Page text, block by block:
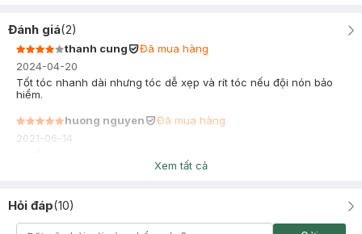
Đánh giá(2)
thanh cung
Đã mua hàng
2024-04-20
Tốt tóc nhanh dài nhưng tóc dễ xẹp và rít tóc nếu đội nón bảo
hiểm.
huong nguyen
Đã mua hàng
2021-06-14
Xem tất cả
Hỏi đáp(10)